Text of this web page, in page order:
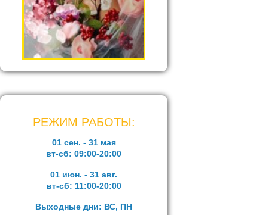
РЕЖИМ РАБОТЫ:
01 сен. - 31 мая
вт-сб: 09:00-20:00
01 июн. - 31 авг.
вт-сб: 11:00-20:00
Выходные дни: ВС, ПН